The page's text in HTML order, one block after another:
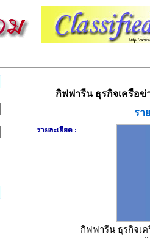
กิฟฟารีน ธุรกิจเครือข่
รา
รายละเอียด :
กิฟฟารีน ธุรกิจเ